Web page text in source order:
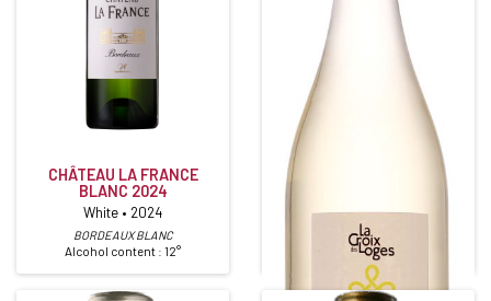
CHÂTEAU LA FRANCE
BLANC 2024
White • 2024
BORDEAUX BLANC
Alcohol content : 12°
CROIX DES LOGES 2022
In 1920, the DEROUET-BONNIN
Loges, in Martigné Briand, in the
heart of Coteaux du […]